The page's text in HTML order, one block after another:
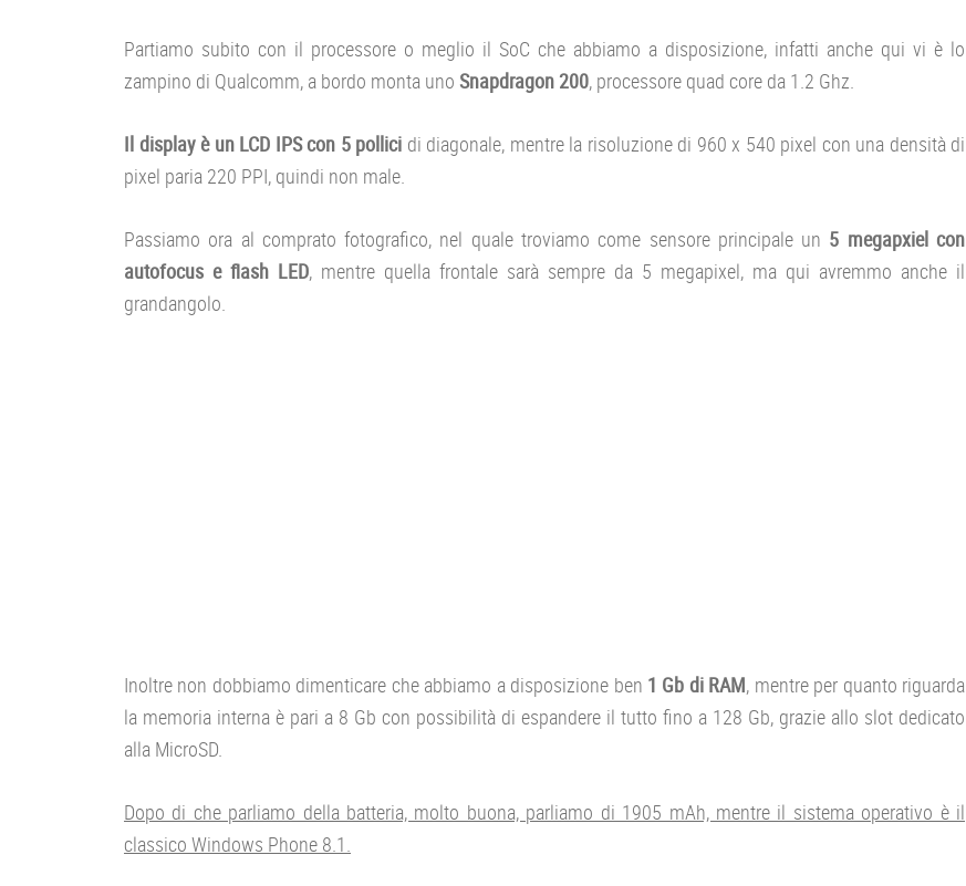
Partiamo subito con il processore o meglio il SoC che abbiamo a disposizione, infatti anche qui vi è lo
zampino di Qualcomm, a bordo monta uno Snapdragon 200, processore quad core da 1.2 Ghz.
Il display è un LCD IPS con 5 pollici di diagonale, mentre la risoluzione di 960 x 540 pixel con una densità di
pixel paria 220 PPI, quindi non male.
Passiamo ora al comprato fotografico, nel quale troviamo come sensore principale un 5 megapxiel con
autofocus e flash LED, mentre quella frontale sarà sempre da 5 megapixel, ma qui avremmo anche il
grandangolo.
Inoltre non dobbiamo dimenticare che abbiamo a disposizione ben 1 Gb di RAM, mentre per quanto riguarda
la memoria interna è pari a 8 Gb con possibilità di espandere il tutto fino a 128 Gb, grazie allo slot dedicato
alla MicroSD.
Dopo di che parliamo della batteria, molto buona, parliamo di 1905 mAh, mentre il sistema operativo è il
classico Windows Phone 8.1.